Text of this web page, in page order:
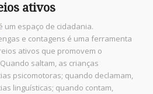
ativos
um espaço de cidadania.
e contagens é uma ferramenta
ativos que promovem o
saltam, as crianças
psicomotoras; quando declamam,
linguísticas; quando contam,